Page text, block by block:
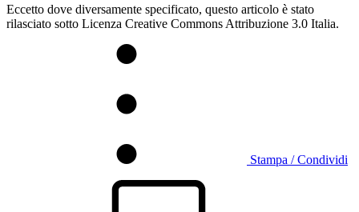
Eccetto dove diversamente specificato, questo articolo è stato
rilasciato sotto Licenza Creative Commons Attribuzione 3.0 Italia.
Stampa / Condividi